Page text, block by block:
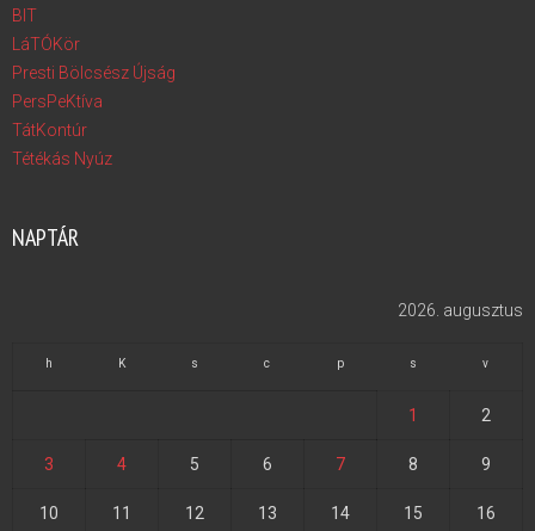
BIT
LáTÓKör
Presti Bölcsész Újság
PersPeKtíva
TátKontúr
Tétékás Nyúz
NAPTÁR
2026. augusztus
h K s c p s v
1 2
3 4 5 6 7 8 9
10 11 12 13 14 15 16